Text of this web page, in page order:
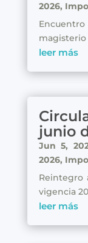
2026,
magisterio
leer más
junio
Jun 5,
2026,
Reintegro
vigencia
leer más